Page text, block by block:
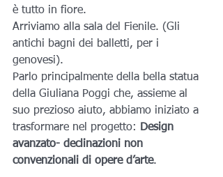
è tutto in fiore.
Arriviamo alla sala del Fienile. (Gli
antichi bagni dei balletti, per i
genovesi).
Parlo principalmente della bella statua
della Giuliana Poggi che, assieme al
suo prezioso aiuto, abbiamo iniziato a
trasformare nel progetto:
Design
avanzato- declinazioni non
convenzionali di opere d’arte.